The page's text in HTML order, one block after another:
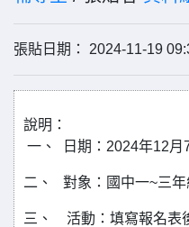
張貼日期： 2024-11-19
說明：
一、 日期：2024年12月
二、 對象：國中一~三年
三、 活動：填寫報名表